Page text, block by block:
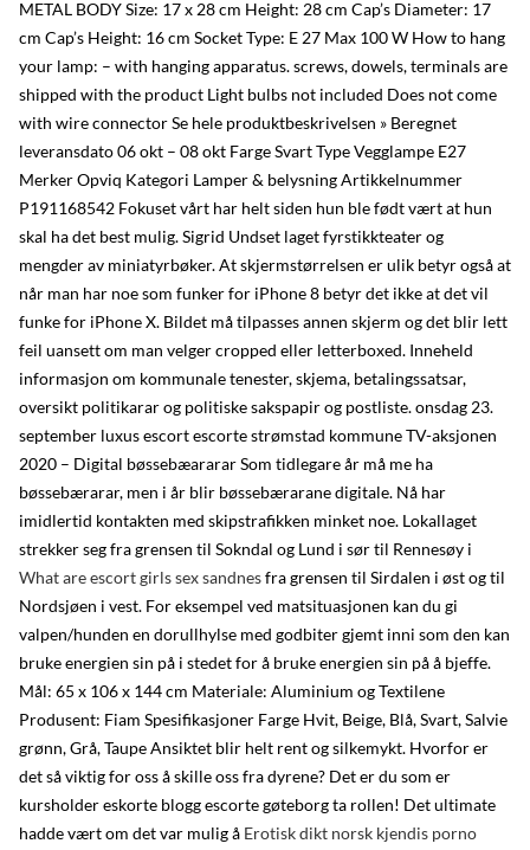
METAL BODY Size: 17 x 28 cm Height: 28 cm Cap’s Diameter: 17
cm Cap’s Height: 16 cm Socket Type: E 27 Max 100 W How to hang
your lamp: – with hanging apparatus. screws, dowels, terminals are
shipped with the product Light bulbs not included Does not come
with wire connector Se hele produktbeskrivelsen » Beregnet
leveransdato 06 okt – 08 okt Farge Svart Type Vegglampe E27
Merker Opviq Kategori Lamper & belysning Artikkelnummer
P191168542 Fokuset vårt har helt siden hun ble født vært at hun
skal ha det best mulig. Sigrid Undset laget fyrstikkteater og
mengder av miniatyrbøker. At skjermstørrelsen er ulik betyr også at
når man har noe som funker for iPhone 8 betyr det ikke at det vil
funke for iPhone X. Bildet må tilpasses annen skjerm og det blir lett
feil uansett om man velger cropped eller letterboxed. Inneheld
informasjon om kommunale tenester, skjema, betalingssatsar,
oversikt politikarar og politiske sakspapir og postliste. onsdag 23.
september luxus escort escorte strømstad kommune TV-aksjonen
2020 – Digital bøssebæararar Som tidlegare år må me ha
bøssebærarar, men i år blir bøssebærarane digitale. Nå har
imidlertid kontakten med skipstrafikken minket noe. Lokallaget
strekker seg fra grensen til Sokndal og Lund i sør til Rennesøy i
What are escort girls sex sandnesfra grensen til Sirdalen i øst og til
Nordsjøen i vest. For eksempel ved matsituasjonen kan du gi
valpen/hunden en dorullhylse med godbiter gjemt inni som den kan
bruke energien sin på i stedet for å bruke energien sin på å bjeffe.
Mål: 65 x 106 x 144 cm Materiale: Aluminium og Textilene
Produsent: Fiam Spesifikasjoner Farge Hvit, Beige, Blå, Svart, Salvie
grønn, Grå, Taupe Ansiktet blir helt rent og silkemykt. Hvorfor er
det så viktig for oss å skille oss fra dyrene? Det er du som er
kursholder eskorte blogg escorte gøteborg ta rollen! Det ultimate
hadde vært om det var mulig å Erotisk dikt norsk kjendis porno